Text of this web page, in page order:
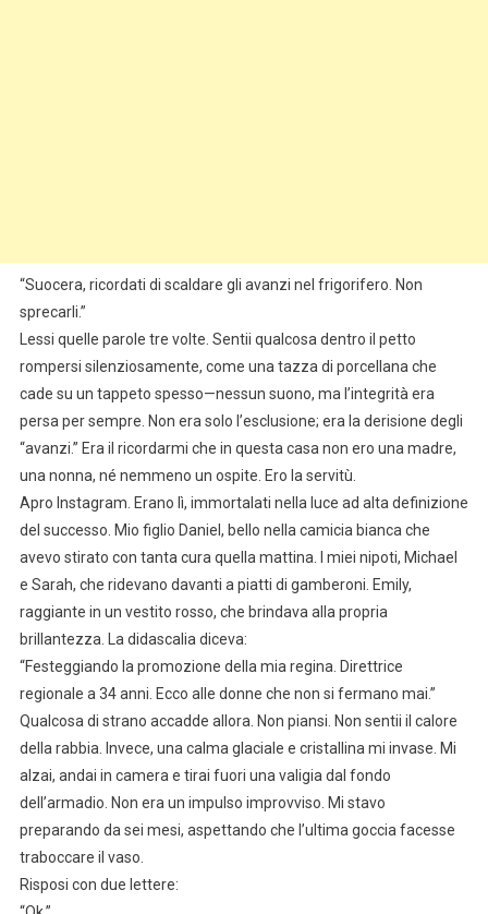
“Suocera, ricordati di scaldare gli avanzi nel frigorifero. Non
sprecarli.”
Lessi quelle parole tre volte. Sentii qualcosa dentro il petto
rompersi silenziosamente, come una tazza di porcellana che
cade su un tappeto spesso—nessun suono, ma l’integrità era
persa per sempre. Non era solo l’esclusione; era la derisione degli
“avanzi.” Era il ricordarmi che in questa casa non ero una madre,
una nonna, né nemmeno un ospite. Ero la servitù.
Apro Instagram. Erano lì, immortalati nella luce ad alta definizione
del successo. Mio figlio Daniel, bello nella camicia bianca che
avevo stirato con tanta cura quella mattina. I miei nipoti, Michael
e Sarah, che ridevano davanti a piatti di gamberoni. Emily,
raggiante in un vestito rosso, che brindava alla propria
brillantezza. La didascalia diceva:
“Festeggiando la promozione della mia regina. Direttrice
regionale a 34 anni. Ecco alle donne che non si fermano mai.”
Qualcosa di strano accadde allora. Non piansi. Non sentii il calore
della rabbia. Invece, una calma glaciale e cristallina mi invase. Mi
alzai, andai in camera e tirai fuori una valigia dal fondo
dell’armadio. Non era un impulso improvviso. Mi stavo
preparando da sei mesi, aspettando che l’ultima goccia facesse
traboccare il vaso.
Risposi con due lettere: